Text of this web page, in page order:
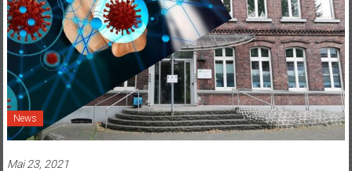
News
Mai 23, 2021